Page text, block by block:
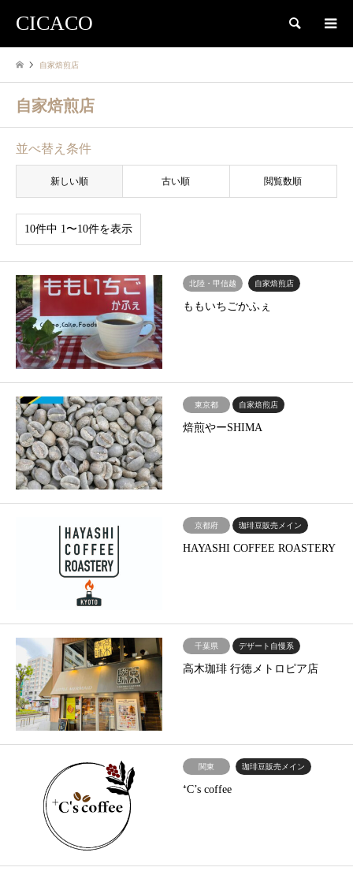
CICACO 検索
自家焙煎店
自家焙煎店
並べ替え条件
新しい順 古い順 閲覧数順
10件中 1〜10件を表示
北陸・甲信越 自家焙煎店
ももいちごかふぇ
東京都 自家焙煎店
焙煎やーSHIMA
京都府 珈琲豆販売メイン
HAYASHI COFFEE ROASTERY
千葉県 デザート自慢系
高木珈琲 行徳メトロピア店
関東 珈琲豆販売メイン
⁺C’s coffee